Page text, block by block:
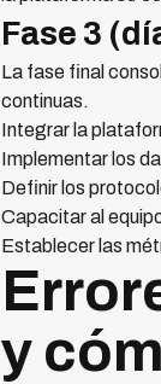
Fase 3
La fase final
continuas.
Integrar la
Implementar los
Definir los
Capacitar al
Establecer las
y